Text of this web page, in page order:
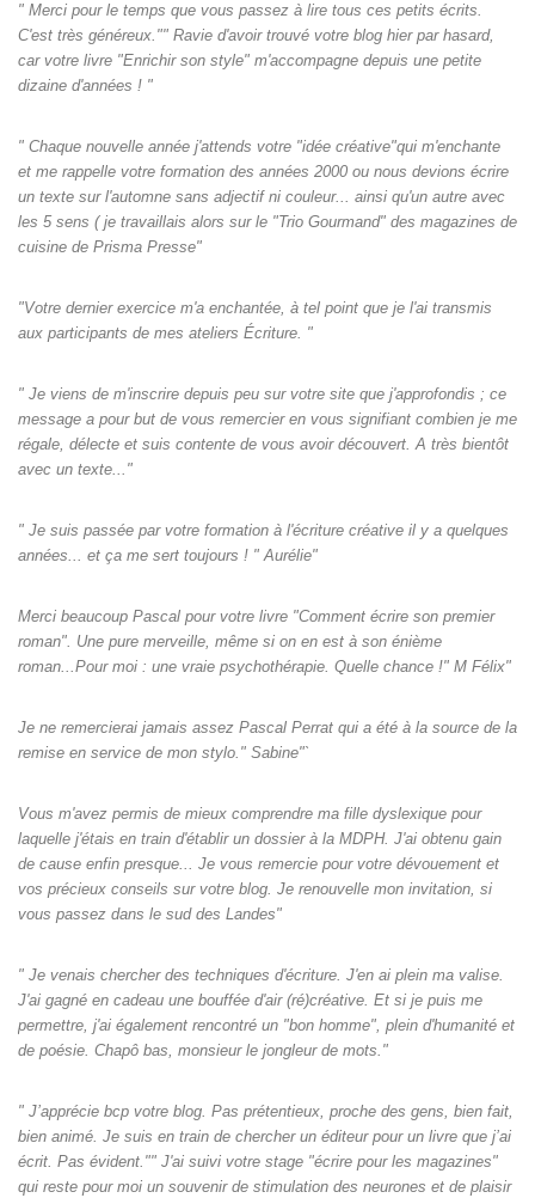
" Merci pour le temps que vous passez à lire tous ces petits écrits.
C'est très généreux."" Ravie d'avoir trouvé votre blog hier par hasard,
car votre livre "Enrichir son style" m'accompagne depuis une petite
dizaine d'années ! "
" Chaque nouvelle année j'attends votre "idée créative"qui m'enchante
et me rappelle votre formation des années 2000 ou nous devions écrire
un texte sur l'automne sans adjectif ni couleur... ainsi qu'un autre avec
les 5 sens ( je travaillais alors sur le "Trio Gourmand" des magazines de
cuisine de Prisma Presse"
"Votre dernier exercice m'a enchantée, à tel point que je l'ai transmis
aux participants de mes ateliers Écriture. "
" Je viens de m'inscrire depuis peu sur votre site que j'approfondis ; ce
message a pour but de vous remercier en vous signifiant combien je me
régale, délecte et suis contente de vous avoir découvert. A très bientôt
avec un texte..."
" Je suis passée par votre formation à l'écriture créative il y a quelques
années... et ça me sert toujours ! " Aurélie"
Merci beaucoup Pascal pour votre livre "Comment écrire son premier
roman". Une pure merveille, même si on en est à son énième
roman...Pour moi : une vraie psychothérapie. Quelle chance !" M Félix"
Je ne remercierai jamais assez Pascal Perrat qui a été à la source de la
remise en service de mon stylo." Sabine"`
Vous m'avez permis de mieux comprendre ma fille dyslexique pour
laquelle j'étais en train d'établir un dossier à la MDPH. J'ai obtenu gain
de cause enfin presque... Je vous remercie pour votre dévouement et
vos précieux conseils sur votre blog. Je renouvelle mon invitation, si
vous passez dans le sud des Landes"
" Je venais chercher des techniques d'écriture. J'en ai plein ma valise.
J'ai gagné en cadeau une bouffée d'air (ré)créative. Et si je puis me
permettre, j'ai également rencontré un "bon homme", plein d'humanité et
de poésie. Chapô bas, monsieur le jongleur de mots."
" J’apprécie bcp votre blog. Pas prétentieux, proche des gens, bien fait,
bien animé. Je suis en train de chercher un éditeur pour un livre que j’ai
écrit. Pas évident."" J'ai suivi votre stage "écrire pour les magazines"
qui reste pour moi un souvenir de stimulation des neurones et de plaisir